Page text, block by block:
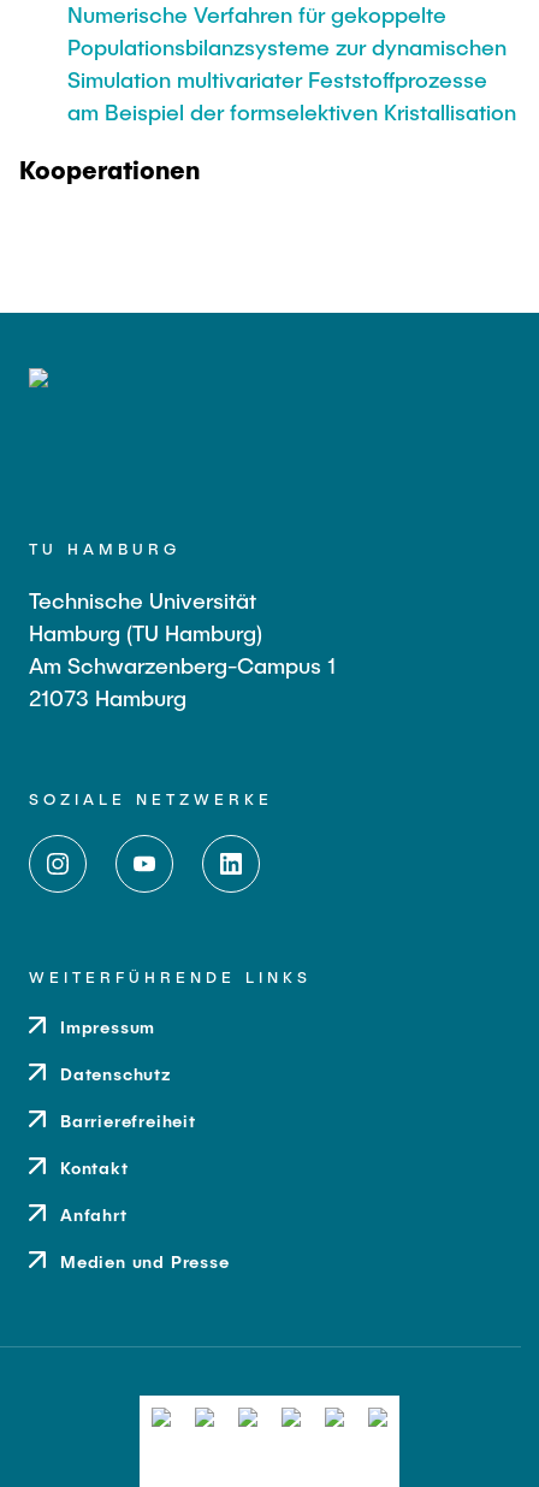
Numerische Verfahren für gekoppelte
Populationsbilanzsysteme zur dynamischen
Simulation multivariater Feststoffprozesse
am Beispiel der formselektiven Kristallisation
Kooperationen
TU HAMBURG
Technische Universität
Hamburg (TU Hamburg)
Am Schwarzenberg-Campus 1
21073 Hamburg
SOZIALE NETZWERKE
WEITERFÜHRENDE LINKS
Impressum
Datenschutz
Barrierefreiheit
Kontakt
Anfahrt
Medien und Presse